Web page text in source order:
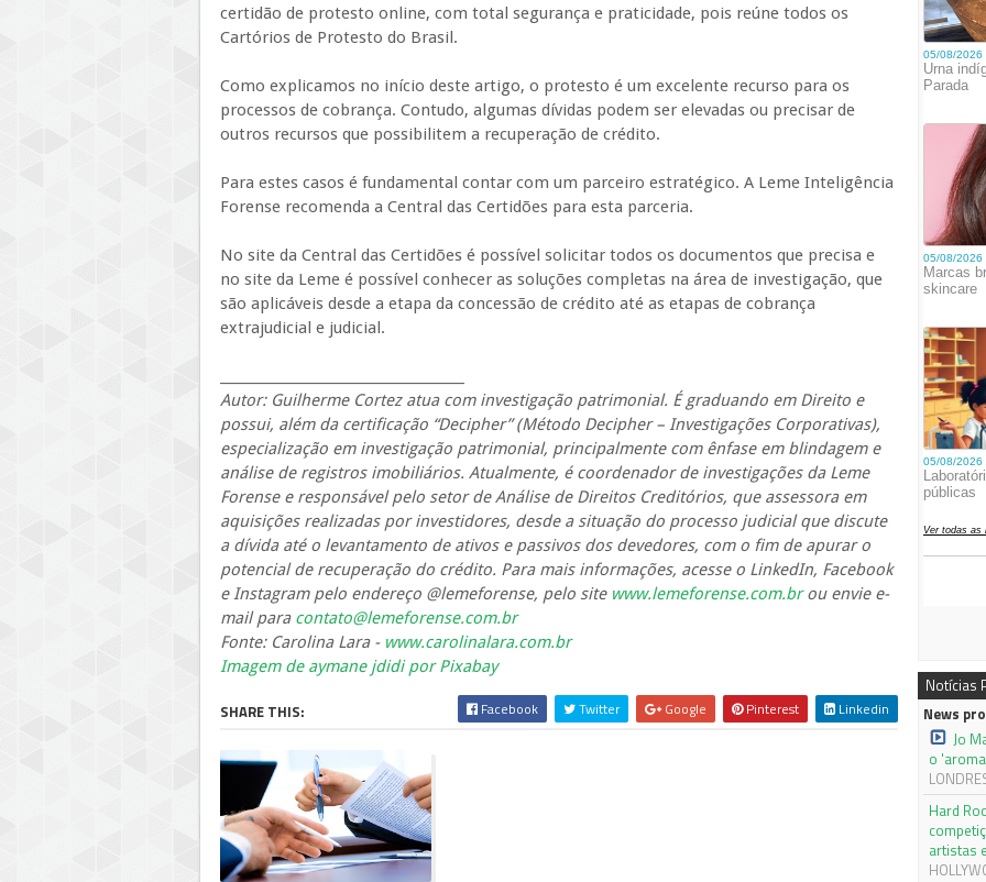
certidão de protesto online, com total segurança e praticidade, pois reúne todos os
Cartórios de Protesto do Brasil.
Como explicamos no início deste artigo, o protesto é um excelente recurso para os
processos de cobrança. Contudo, algumas dívidas podem ser elevadas ou precisar de
outros recursos que possibilitem a recuperação de crédito.
Para estes casos é fundamental contar com um parceiro estratégico. A Leme Inteligência
Forense recomenda a Central das Certidões para esta parceria.
No site da Central das Certidões é possível solicitar todos os documentos que precisa e
no site da Leme é possível conhecer as soluções completas na área de investigação, que
são aplicáveis desde a etapa da concessão de crédito até as etapas de cobrança
extrajudicial e judicial.
Autor: Guilherme Cortez atua com investigação patrimonial. É graduando em Direito e
possui, além da certificação “Decipher” (Método Decipher – Investigações Corporativas),
especialização em investigação patrimonial, principalmente com ênfase em blindagem e
análise de registros imobiliários. Atualmente, é coordenador de investigações da Leme
Forense e responsável pelo setor de Análise de Direitos Creditórios, que assessora em
aquisições realizadas por investidores, desde a situação do processo judicial que discute
a dívida até o levantamento de ativos e passivos dos devedores, com o fim de apurar o
potencial de recuperação do crédito. Para mais informações, acesse o LinkedIn, Facebook
e Instagram pelo endereço @lemeforense, pelo site www.lemeforense.com.brou envie e-
mail para contato@lemeforense.com.br
Fonte: Carolina Lara - www.carolinalara.com.br
Imagem de aymane jdidi por Pixabay
SHARE THIS: Facebook Twitter Google Pinterest Linkedin
Notícias
News
Jo
o
Hard
artistas